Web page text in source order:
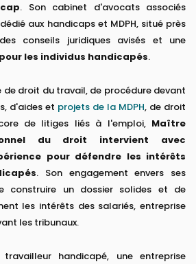
. Son cabinet d'avocats associés
dédié aux handicaps et MDPH, situé près
conseils juridiques avisés et une
les individus handicapés.
de droit du travail, de procédure devant
d'aides et projets de la MDPH, de droit
de litiges liés à l'emploi, Maître
du droit intervient avec
pour défendre les intérêts
. Son engagement envers ses
construire un dossier solides et de
les intérêts des salariés, entreprise
les tribunaux.
handicapé, une entreprise